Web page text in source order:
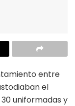
entre
el
uniformadas y